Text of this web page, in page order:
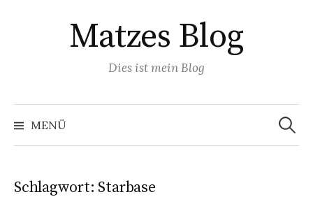
Matzes Blog
Dies ist mein Blog
MENÜ
Suchen
nach:
Schlagwort: Starbase